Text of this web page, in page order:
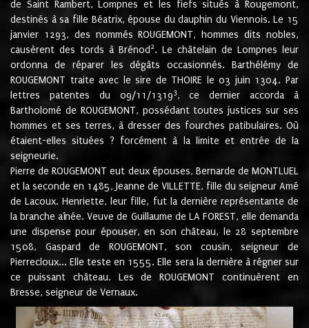
de Saint Rambert, Lompnes et les fiefs situés à Rougemont,
destinés à sa fille Béatrix, épouse du dauphin du Viennois. Le 15
janvier 1293, des nommés ROUGEMONT, hommes dits nobles,
causèrent des tords à Brénod 2. Le châtelain de Lompnes leur
ordonna de réparer les dégâts occasionnés. Barthélémy de
ROUGEMONT traite avec le sire de THOIRE le 03 juin 1304. Par
lettres patentes du 09/11/13193, ce dernier accorda à
Bartholomé de ROUGEMONT, possédant toutes justices sur ses
hommes et ses terres, à dresser des fourches patibulaires. Où
étaient-elles situées ? forcément à la limite et entrée de la
seigneurie.
Pierre de ROUGEMONT eut deux épouses, Bernarde de MONTLUEL
et la seconde en 1485, Jeanne de VILLETTE, fille du seigneur Amé
de Lacoux. Henriette, leur fille, fut la dernière représentante de
la branche aînée. Veuve de Guillaume de LA FOREST, elle demanda
une dispense pour épouser, en son château, le 28 septembre
1508, Gaspard de ROUGEMONT, son cousin, seigneur de
Pierrecloux... Elle teste en 1555. Elle sera la dernière à régner sur
ce puissant château. Les de ROUGEMONT continuèrent en
Bresse, seigneur de Vernaux.